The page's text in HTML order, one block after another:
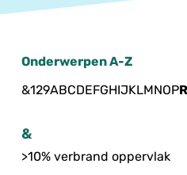
Onderwerpen A-Z
&129ABCDEFGHIJKLMNOPR
&
>10% verbrand oppervlak